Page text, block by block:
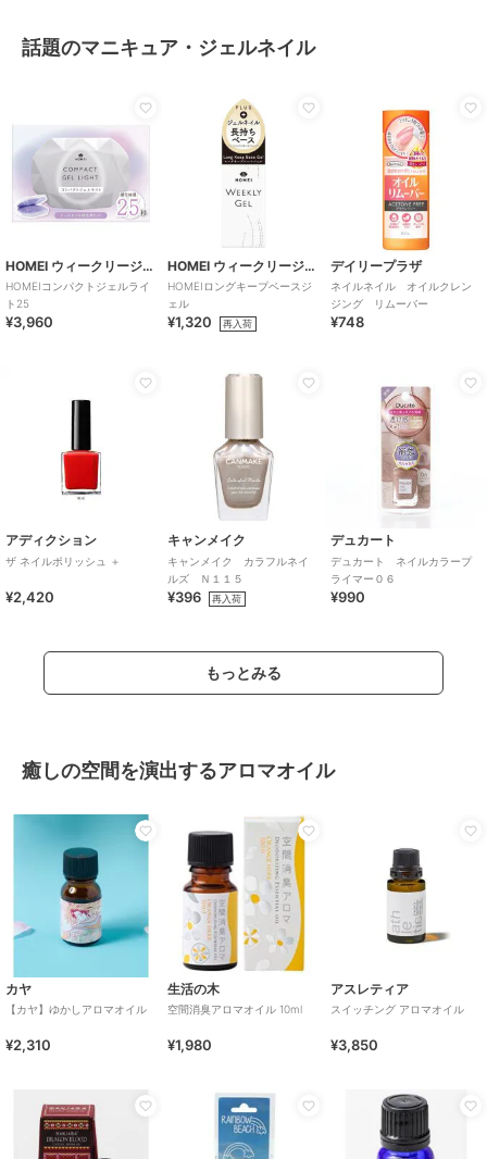
話題のマニキュア・ジェルネイル
HOMEI ウィークリージェル
HOMEIコンパクトジェルライ
ト25
¥3,960
HOMEI ウィークリージェル
HOMEIロングキープベースジ
ェル
¥1,320 再入荷
デイリープラザ
ネイルネイル オイルクレン
ジング リムーバー
¥748
アディクション
ザ ネイルポリッシュ ＋
¥2,420
キャンメイク
キャンメイク カラフルネイ
ルズ Ｎ１１５
¥396 再入荷
デュカート
デュカート ネイルカラープ
ライマー０６
¥990
もっとみる
癒しの空間を演出するアロマオイル
カヤ
【カヤ】ゆかしアロマオイル
¥2,310
生活の木
空間消臭アロマオイル 10ml
¥1,980
アスレティア
スイッチング アロマオイル
¥3,850